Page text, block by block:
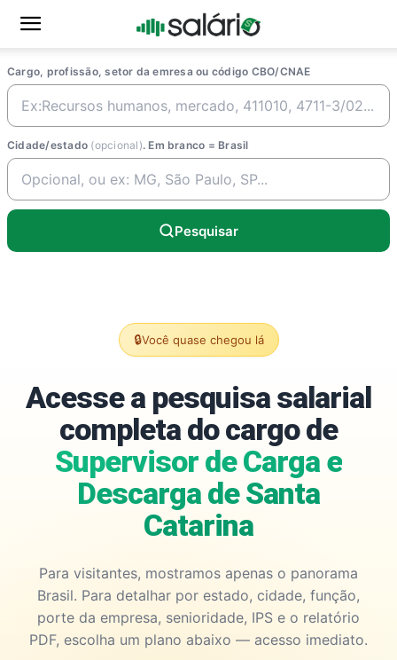
Cargo, profissão, setor da emresa ou código CBO/CNAE
Cidade/estado (opcional). Em branco = Brasil
Pesquisar
🔒Você quase chegou lá
Acesse a pesquisa salarial
completa do cargo de
Supervisor de Carga e
Descarga de Santa
Catarina
Para visitantes, mostramos apenas o panorama
Brasil. Para detalhar por estado, cidade, função,
porte da empresa, senioridade, IPS e o relatório
PDF, escolha um plano abaixo — acesso imediato.